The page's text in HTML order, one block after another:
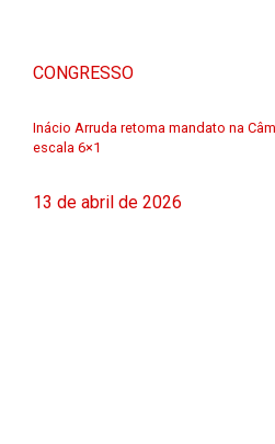
CONGRESSO
Inácio Arruda retoma mandato na
escala 6×1
13 de abril de 2026